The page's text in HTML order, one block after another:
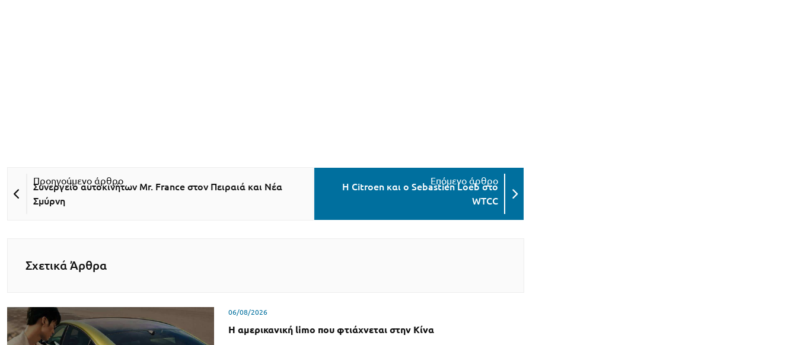
Συνεργείο αυτοκινήτων Mr. France στον Πειραιά και Νέα
Σμύρνη
Η Citroen και ο Sebastien Loeb στο
WTCC
Σχετικά Άρθρα
06/08/2026
Η αμερικανική limo που φτιάχνεται στην Κίνα